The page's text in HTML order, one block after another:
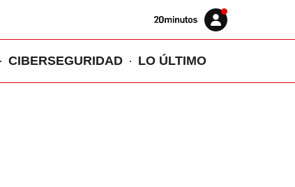
Volver
Iniciar
sesión
CIBERSEGURIDAD LO ÚLTIMO